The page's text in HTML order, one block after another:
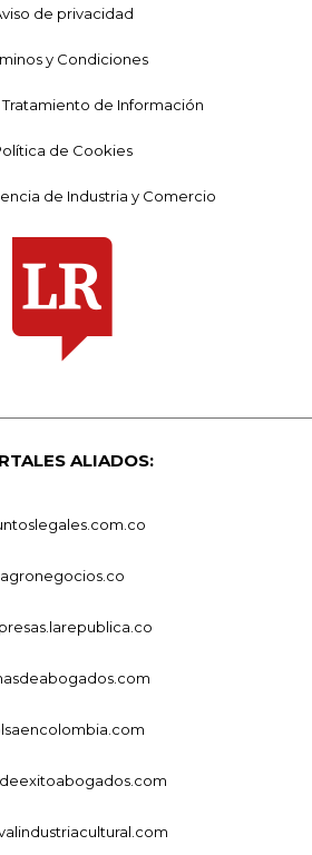
de privacidad
y Condiciones
de Información
de Cookies
de Industria y Comercio
ALIADOS:
agronegocios.co